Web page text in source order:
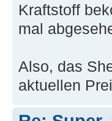
Kraftstoff
mal
Also, das
aktuellen